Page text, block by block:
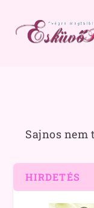
Sajnos nem
HIRDETÉS